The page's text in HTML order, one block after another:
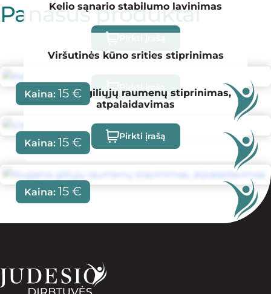
Panašūs produktai
Kaina: 15 €
Kelio sąnario stabilumo lavinimas
Kaina: 15 €
Viršutinės kūno srities stiprinimas
Kaina: 15 €
Nugaros giliųjų raumenų stiprinimas,
atpalaidavimas
Pirkti įrašą